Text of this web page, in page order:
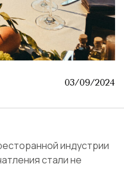
03/09/2024
индустрии
стали не